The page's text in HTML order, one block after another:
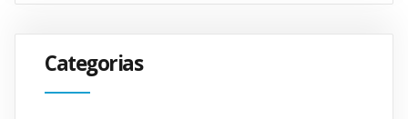
Categorias